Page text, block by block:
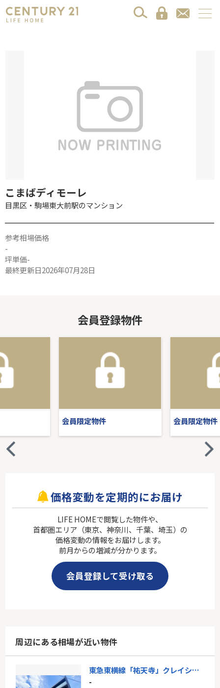
こまばディモーレ
目黒区・駒場東大前駅のマンション
参考相場価格
-
坪単価-
最終更新日2026年07月28日
会員登録物件
会員限定物件 会員限定物件
価格変動を定期的にお届け
LIFE HOMEで閲覧した物件や、
首都圏エリア（東京、神奈川、千葉、埼玉）の
価格変動の情報をお届けします。
前月からの増減が分かります。
会員登録して受け取る
周辺にある相場が近い物件
東急東横線「祐天寺」クレイシアIDZ祐天寺Ⅱ
-